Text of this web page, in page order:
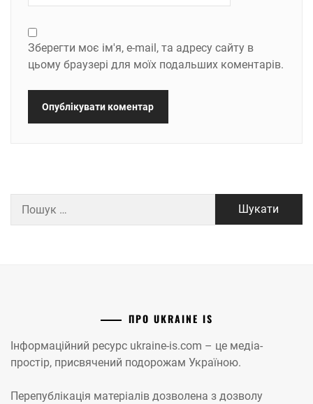
Зберегти моє ім'я, e-mail, та адресу сайту в
цьому браузері для моїх подальших коментарів.
ПРО UKRAINE IS
Інформаційний ресурс ukraine-is.com – це медіа-
простір, присвячений подорожам Україною.
Перепублікація матеріалів дозволена з дозволу